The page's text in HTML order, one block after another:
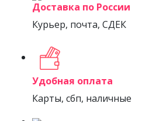
Доставка по России
Курьер, почта, СДЕК
Удобная оплата
Карты, сбп, наличные